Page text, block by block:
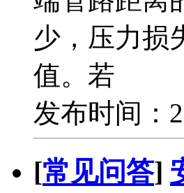
少，压力损
值。若
发布时间：
[常见问答]